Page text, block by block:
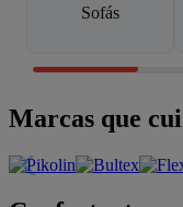
Sofás
Marcas que